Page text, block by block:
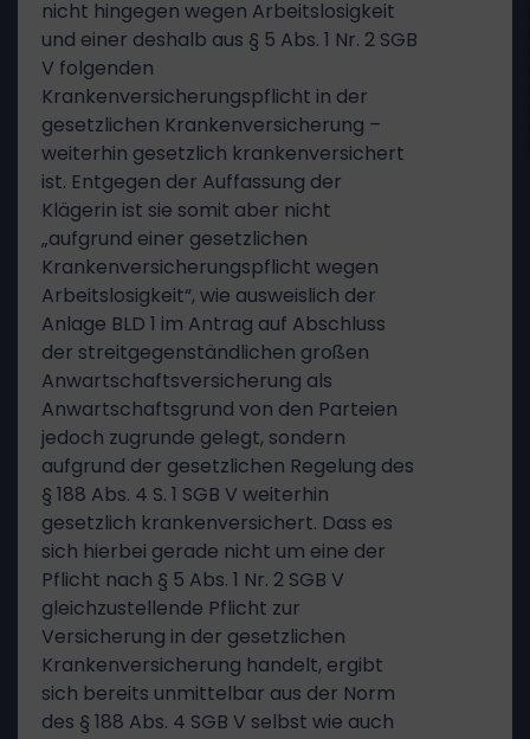
nicht hingegen wegen Arbeitslosigkeit
und einer deshalb aus § 5 Abs. 1 Nr. 2 SGB
V folgenden
Krankenversicherungspflicht in der
gesetzlichen Krankenversicherung –
weiterhin gesetzlich krankenversichert
ist. Entgegen der Auffassung der
Klägerin ist sie somit aber nicht
„aufgrund einer gesetzlichen
Krankenversicherungspflicht wegen
Arbeitslosigkeit“, wie ausweislich der
Anlage BLD 1 im Antrag auf Abschluss
der streitgegenständlichen großen
Anwartschaftsversicherung als
Anwartschaftsgrund von den Parteien
jedoch zugrunde gelegt, sondern
aufgrund der gesetzlichen Regelung des
§ 188 Abs. 4 S. 1 SGB V weiterhin
gesetzlich krankenversichert. Dass es
sich hierbei gerade nicht um eine der
Pflicht nach § 5 Abs. 1 Nr. 2 SGB V
gleichzustellende Pflicht zur
Versicherung in der gesetzlichen
Krankenversicherung handelt, ergibt
sich bereits unmittelbar aus der Norm
des § 188 Abs. 4 SGB V selbst wie auch